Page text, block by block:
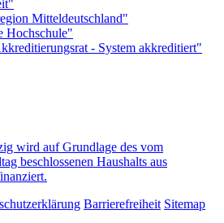
wird auf Grundlage des vom
beschlossenen Haushalts aus
Barrierefreiheit Sitemap